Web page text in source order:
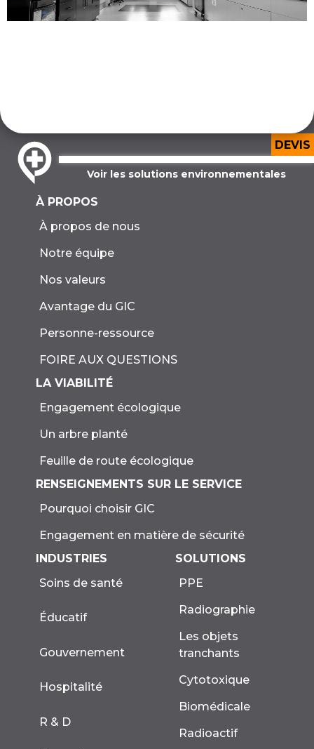
DEVIS
Voir les solutions environnementales
À PROPOS
À propos de nous
Notre équipe
Nos valeurs
Avantage du GIC
Personne-ressource
FOIRE AUX QUESTIONS
LA VIABILITÉ
Engagement écologique
Un arbre planté
Feuille de route écologique
RENSEIGNEMENTS SUR LE SERVICE
Pourquoi choisir GIC
Engagement en matière de sécurité
INDUSTRIES
Soins de santé
Éducatif
Gouvernement
Hospitalité
R & D
SOLUTIONS
PPE
Radiographie
Les objets
tranchants
Cytotoxique
Biomédicale
Radioactif